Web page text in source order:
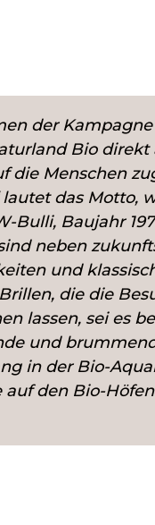
der Kampagne
Bio direkt
die Menschen
lautet das Motto,
Bulli, Baujahr
neben
und
die die
lassen, sei es
und
in der Bio-
auf den Bio-